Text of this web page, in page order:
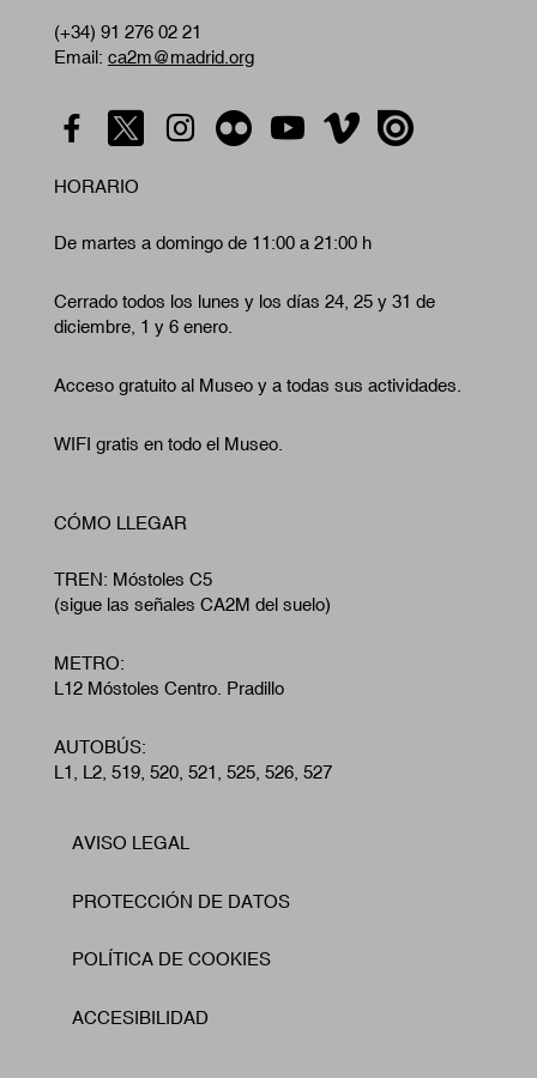
(+34) 91 276 02 21
Email: ca2m@madrid.org
HORARIO
De martes a domingo de 11:00 a 21:00 h
Cerrado todos los lunes y los días 24, 25 y 31 de
diciembre, 1 y 6 enero.
Acceso gratuito al Museo y a todas sus actividades.
WIFI gratis en todo el Museo.
CÓMO LLEGAR
TREN: Móstoles C5
(sigue las señales CA2M del suelo)
METRO:
L12 Móstoles Centro. Pradillo
AUTOBÚS:
L1, L2, 519, 520, 521, 525, 526, 527
Footer
AVISO LEGAL
PROTECCIÓN DE DATOS
POLÍTICA DE COOKIES
ACCESIBILIDAD